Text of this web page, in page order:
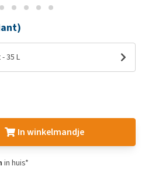
35 L
In winkelmandje
in huis*